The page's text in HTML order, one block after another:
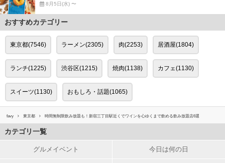
8月5日(水) 〜
おすすめカテゴリー
東京都(7546) ラーメン(2305) 肉(2253) 居酒屋(1804)
ランチ(1225) 渋谷区(1215) 焼肉(1138) カフェ(1130)
スイーツ(1130) おもしろ・話題(1065)
favy 東京都 時間無制限飲み放題も！新宿三丁目駅近くでワインを心ゆくまで飲める飲み放題店6選
カテゴリ一覧
グルメイベント 今日は何の日